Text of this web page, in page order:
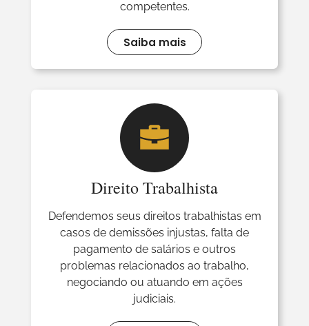
competentes.
Saiba mais
Direito Trabalhista
Defendemos seus direitos trabalhistas em
casos de demissões injustas, falta de
pagamento de salários e outros
problemas relacionados ao trabalho,
negociando ou atuando em ações
judiciais.